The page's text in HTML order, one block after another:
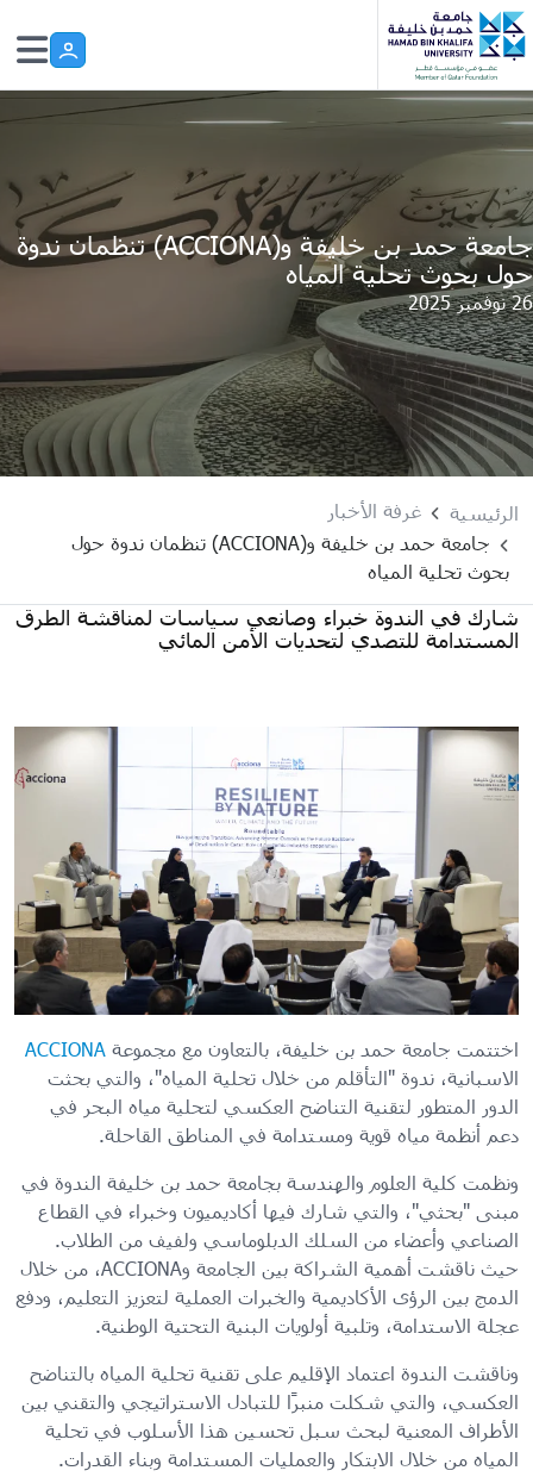
Skip to main content
جامعة حمد بن خليفة و(ACCIONA) تنظمان ندوة
حول بحوث تحلية المياه
26 نوفمبر 2025
الرئيسية
غرفة الأخبار
جامعة حمد بن خليفة و(ACCIONA) تنظمان ندوة حول
بحوث تحلية المياه
شارك في الندوة خبراء وصانعي سياسات لمناقشة الطرق
المستدامة للتصدي لتحديات الأمن المائي
اختتمت جامعة حمد بن خليفة، بالتعاون مع مجموعة ACCIONA
الاسبانية، ندوة "التأقلم من خلال تحلية المياه"، والتي بحثت
الدور المتطور لتقنية التناضح العكسي لتحلية مياه البحر في
دعم أنظمة مياه قوية ومستدامة في المناطق القاحلة.
ونظمت كلية العلوم والهندسة بجامعة حمد بن خليفة الندوة في
مبنى "بحثي"، والتي شارك فيها أكاديميون وخبراء في القطاع
الصناعي وأعضاء من السلك الدبلوماسي ولفيف من الطلاب.
حيث ناقشت أهمية الشراكة بين الجامعة وACCIONA، من خلال
الدمج بين الرؤى الأكاديمية والخبرات العملية لتعزيز التعليم، ودفع
عجلة الاستدامة، وتلبية أولويات البنية التحتية الوطنية.
وناقشت الندوة اعتماد الإقليم على تقنية تحلية المياه بالتناضح
العكسي، والتي شكلت منبرًا للتبادل الاستراتيجي والتقني بين
الأطراف المعنية لبحث سبل تحسين هذا الأسلوب في تحلية
المياه من خلال الابتكار والعمليات المستدامة وبناء القدرات.